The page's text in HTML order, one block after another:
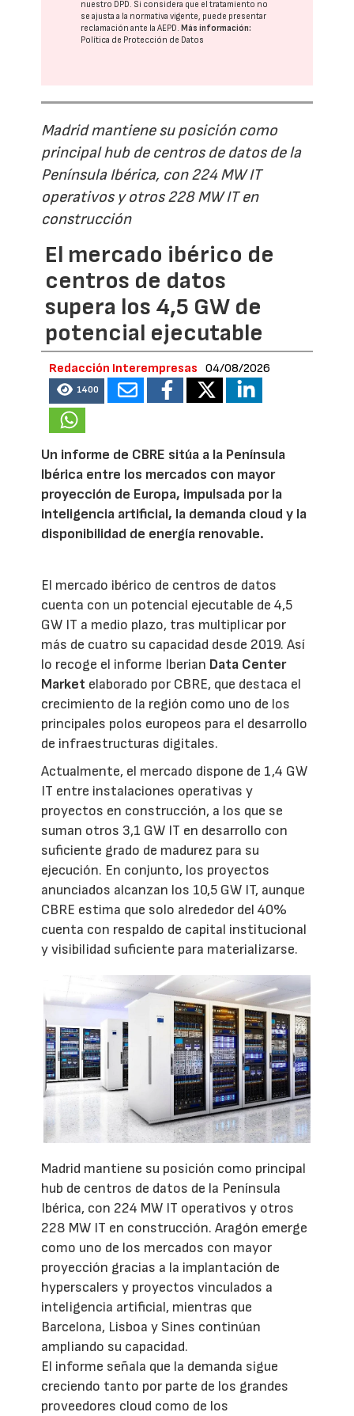
nuestro DPD. Si considera que el tratamiento no
se ajusta a la normativa vigente, puede presentar
reclamación ante laAEPD.Más información:
Política de Protección de Datos
Madrid mantiene su posición como
principal hub de centros de datos de la
Península Ibérica, con 224 MW IT
operativos y otros 228 MW IT en
construcción
El mercado ibérico de
centros de datos
supera los 4,5 GW de
potencial ejecutable
Redacción Interempresas 04/08/2026
1400
Un informe de CBRE sitúa a la Península
Ibérica entre los mercados con mayor
proyección de Europa, impulsada por la
inteligencia artificial, la demanda cloud y la
disponibilidad de energía renovable.
El mercado ibérico de centros de datos
cuenta con un potencial ejecutable de 4,5
GW IT a medio plazo, tras multiplicar por
más de cuatro su capacidad desde 2019. Así
lo recoge el informe Iberian Data Center
Market elaborado por CBRE, que destaca el
crecimiento de la región como uno de los
principales polos europeos para el desarrollo
de infraestructuras digitales.
Actualmente, el mercado dispone de 1,4 GW
IT entre instalaciones operativas y
proyectos en construcción, a los que se
suman otros 3,1 GW IT en desarrollo con
suficiente grado de madurez para su
ejecución. En conjunto, los proyectos
anunciados alcanzan los 10,5 GW IT, aunque
CBRE estima que solo alrededor del 40%
cuenta con respaldo de capital institucional
y visibilidad suficiente para materializarse.
Madrid mantiene su posición como principal
hub de centros de datos de la Península
Ibérica, con 224 MW IT operativos y otros
228 MW IT en construcción. Aragón emerge
como uno de los mercados con mayor
proyección gracias a la implantación de
hyperscalers y proyectos vinculados a
inteligencia artificial, mientras que
Barcelona, Lisboa y Sines continúan
ampliando su capacidad.
El informe señala que la demanda sigue
creciendo tanto por parte de los grandes
proveedores cloud como de los